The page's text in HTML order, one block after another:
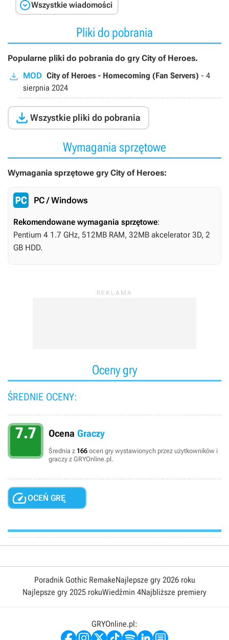
Wszystkie wiadomości
Pliki do pobrania
Popularne pliki do pobrania do gry City of Heroes.
MOD City of Heroes - Homecoming (Fan Servers) - 4
sierpnia 2024
 Wszystkie pliki do pobrania
Wymagania sprzętowe
Wymagania sprzętowe gry City of Heroes:
PC / Windows
Rekomendowane wymagania sprzętowe:
Pentium 4 1.7 GHz, 512MB RAM, 32MB akcelerator 3D, 2
GB HDD.
Oceny gry
ŚREDNIE OCENY:
7.7 Ocena Graczy
Średnia z 166 ocen gry wystawionych przez użytkowników i
graczy z GRYOnline.pl.
OCEŃ GRĘ
Poradnik Gothic RemakeNajlepsze gry 2026 roku
Najlepsze gry 2025 rokuWiedźmin 4Najbliższe premiery
GRYOnline.pl: